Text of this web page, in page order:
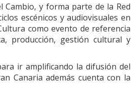
Cambio, y forma parte de la Red
escénicos y audiovisuales en
como evento de referencia
producción, gestión cultural y
ir amplificando la difusión del
Canaria además cuenta con la